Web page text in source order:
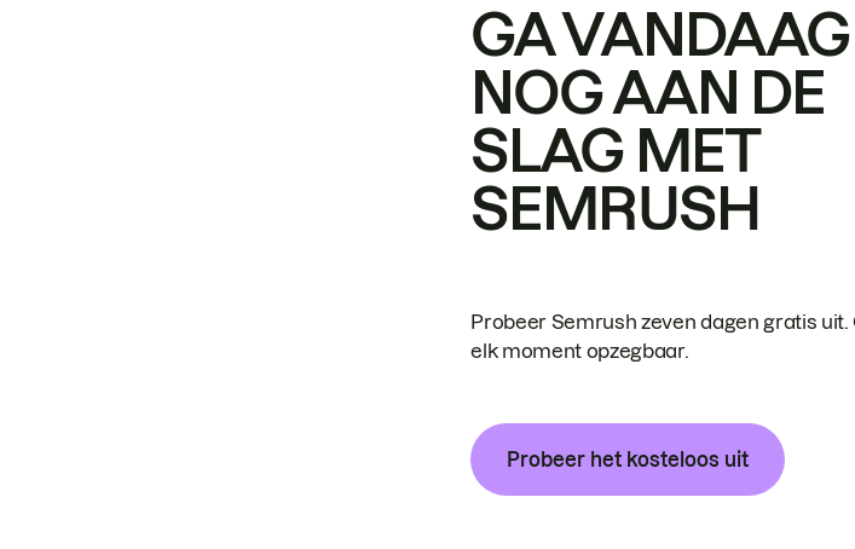
GA VANDAAG
NOG AAN DE
SLAG MET
SEMRUSH
Probeer Semrush zeven dagen gratis uit.
elk moment opzegbaar.
Probeer het kosteloos uit